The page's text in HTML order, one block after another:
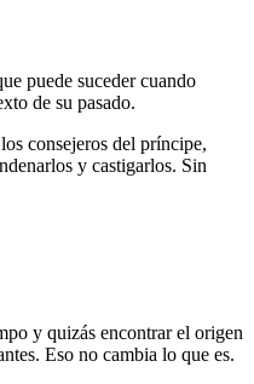
puede suceder cuando
de su pasado.
consejeros del príncipe,
y castigarlos. Sin
y quizás encontrar el origen
Eso no cambia lo que es.